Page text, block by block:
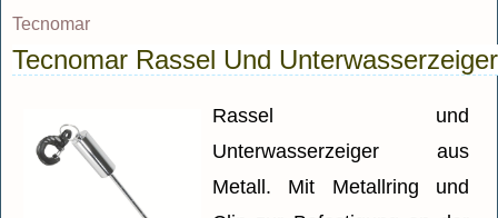
Tecnomar
Tecnomar Rassel Und Unterwasserzeiger
Rassel und
Unterwasserzeiger aus
Metall. Mit Metallring und